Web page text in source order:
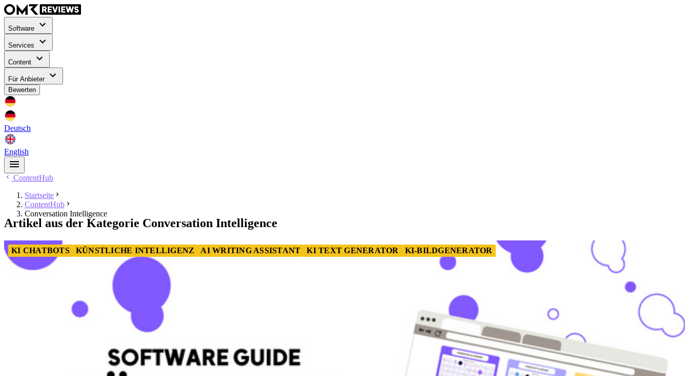
Software
Services
Content
Für Anbieter
Bewerten
Deutsch
English
ContentHub
Startseite
ContentHub
Conversation Intelligence
Artikel aus der Kategorie Conversation Intelligence
KI CHATBOTS KÜNSTLICHE INTELLIGENZ AI WRITING ASSISTANT KI TEXT GENERATOR KI-BILDGENERATOR